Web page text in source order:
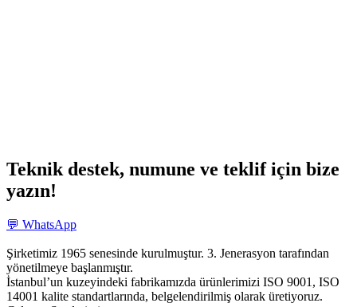
Teknik destek, numune ve teklif için bize
yazın!
💬 WhatsApp
Şirketimiz 1965 senesinde kurulmuştur. 3. Jenerasyon tarafından
yönetilmeye başlanmıştır.
İstanbul’un kuzeyindeki fabrikamızda ürünlerimizi ISO 9001, ISO
14001 kalite standartlarında, belgelendirilmiş olarak üretiyoruz.